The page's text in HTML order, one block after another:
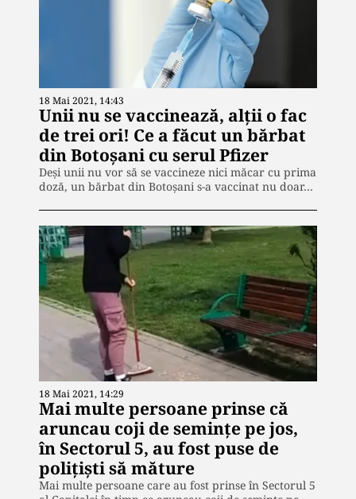
18 Mai 2021, 14:43
Unii nu se vaccinează, alții o fac
de trei ori! Ce a făcut un bărbat
din Botoșani cu serul Pfizer
Deși unii nu vor să se vaccineze nici măcar cu prima
doză, un bărbat din Botoșani s-a vaccinat nu doar…
18 Mai 2021, 14:29
Mai multe persoane prinse că
aruncau coji de semințe pe jos,
în Sectorul 5, au fost puse de
polițiști să măture
Mai multe persoane care au fost prinse în Sectorul 5